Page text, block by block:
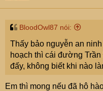
BloodOwl87 nói:
Thấy bảo nguyễn an
hoạch thì cái đường
đấy, không biết khi nào
Em thì mong nếu đã hô